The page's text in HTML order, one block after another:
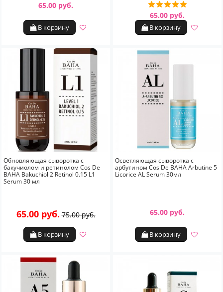
65.00 руб.
В корзину
65.00 руб.
В корзину
Обновляющая сыворотка с
бакучиолом и ретинолом Cos De
BAHA Bakuchiol 2 Retinol 0.15 L1
Serum 30 мл
65.00 руб. 75.00 руб.
В корзину
Осветляющая сыворотка с
арбутином Cos De BAHA Arbutine 5
Licorice AL Serum 30мл
65.00 руб.
В корзину